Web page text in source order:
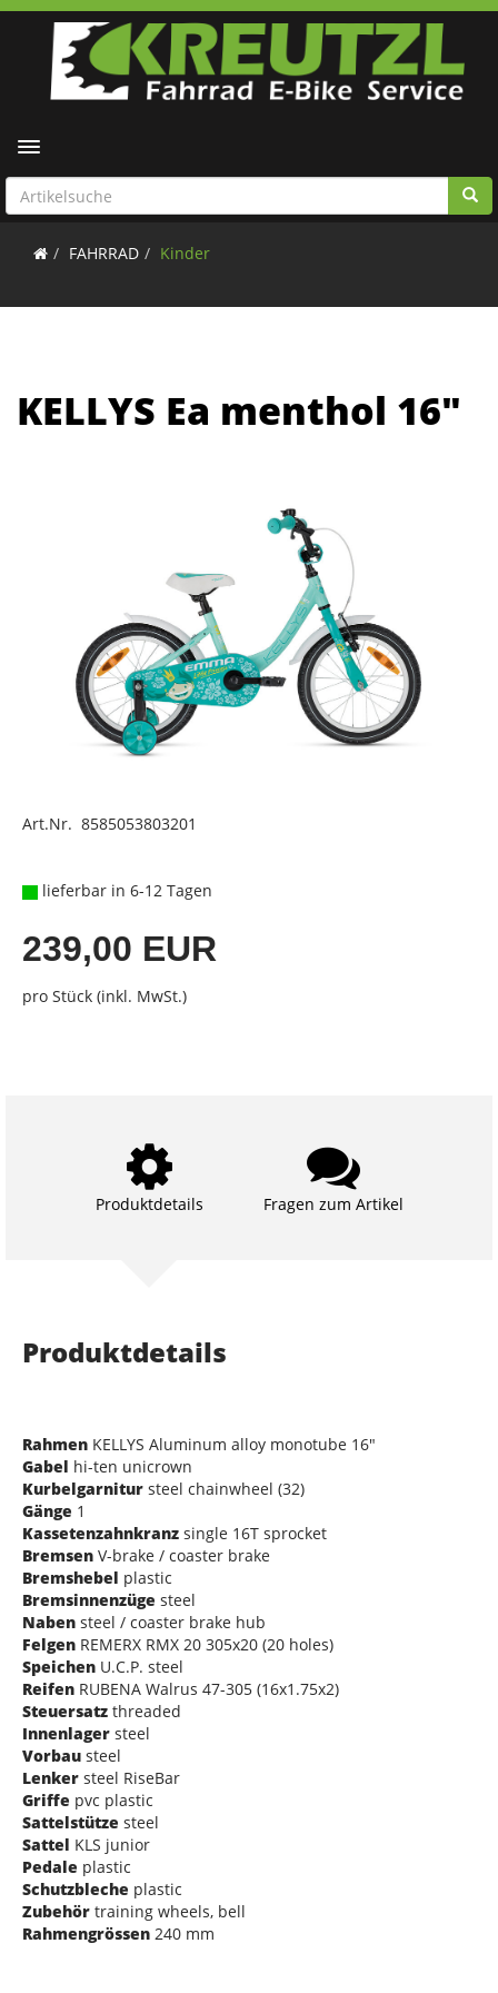
Toggle navigation
FAHRRAD Kinder
KELLYS Ea menthol 16"
Art.Nr. 8585053803201
lieferbar in 6-12 Tagen
239,00 EUR
pro Stück (inkl. MwSt.)
Produktdetails Fragen zum Artikel
Produktdetails
Rahmen KELLYS Aluminum alloy monotube 16"
Gabel hi-ten unicrown
Kurbelgarnitur steel chainwheel (32)
Gänge 1
Kassetenzahnkranz single 16T sprocket
Bremsen V-brake / coaster brake
Bremshebel plastic
Bremsinnenzüge steel
Naben steel / coaster brake hub
Felgen REMERX RMX 20 305x20 (20 holes)
Speichen U.C.P. steel
Reifen RUBENA Walrus 47-305 (16x1.75x2)
Steuersatz threaded
Innenlager steel
Vorbau steel
Lenker steel RiseBar
Griffe pvc plastic
Sattelstütze steel
Sattel KLS junior
Pedale plastic
Schutzbleche plastic
Zubehör training wheels, bell
Rahmengrössen 240 mm